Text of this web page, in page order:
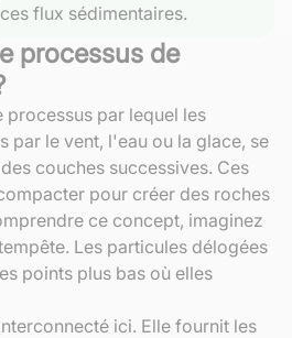
flux sédimentaires.
processus de
processus par lequel les
par le vent, l'eau ou la glace, se
couches successives. Ces
pour créer des roches
ce concept, imaginez
Les particules délogées
points plus bas où elles
ici. Elle fournit les